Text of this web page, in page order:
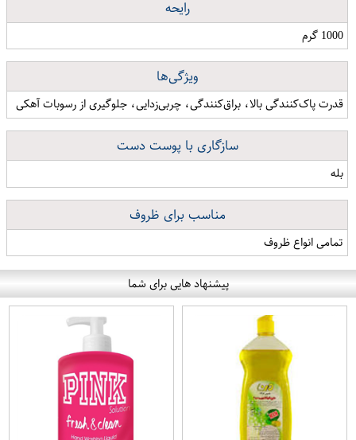
رایحه
1000 گرم
ویژگی‌ها
قدرت پاک‌کنندگی بالا، براق‌کنندگی، چربی‌زدایی، جلوگیری از رسوبات آهکی
سازگاری با پوست دست
بله
مناسب برای ظروف
تمامی انواع ظروف
پیشنهاد هایی برای شما